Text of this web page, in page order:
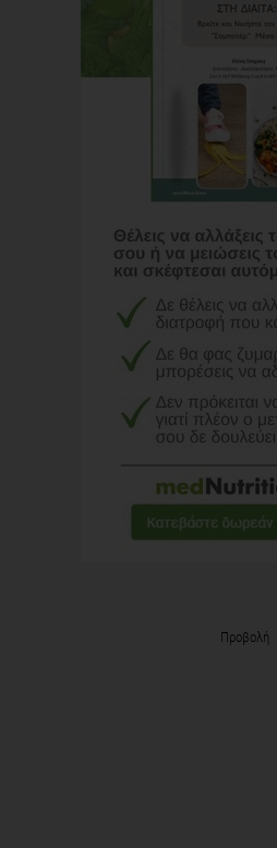
Προβολή